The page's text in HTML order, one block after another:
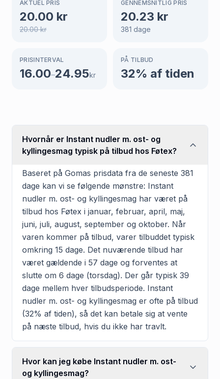
AKTUEL PRIS
20.00 kr
20.00kr
GENNEMSNITLIG PRIS
20.23 kr
381 dage
PRISINTERVAL
16.00–24.95kr
PÅ TILBUD
32% af tiden
Hvornår er Instant nudler m. ost- og
kyllingesmag typisk på tilbud hos Føtex?
Baseret på Gomas prisdata fra de seneste 381
dage kan vi se følgende mønstre: Instant
nudler m. ost- og kyllingesmag har været på
tilbud hos Føtex i januar, februar, april, maj,
juni, juli, august, september og oktober. Når
varen kommer på tilbud, varer tilbuddet typisk
omkring 15 dage. Det nuværende tilbud har
været gældende i 57 dage og forventes at
slutte om 6 dage (torsdag). Der går typisk 39
dage mellem hver tilbudsperiode. Instant
nudler m. ost- og kyllingesmag er ofte på tilbud
(32% af tiden), så det kan betale sig at vente
på næste tilbud, hvis du ikke har travlt.
Hvor kan jeg købe Instant nudler m. ost-
og kyllingesmag?